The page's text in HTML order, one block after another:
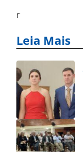
r
Leia Mais